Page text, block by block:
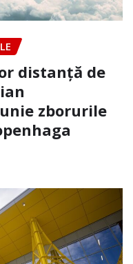
distanță de
zborurile